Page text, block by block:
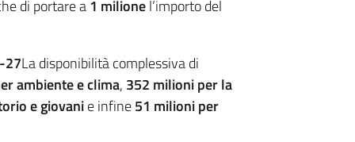
di portare a1 milionel’importo del
27La disponibilità complessiva di
ambiente e clima, 352 milioni per la
e giovanie infine51 milioni per